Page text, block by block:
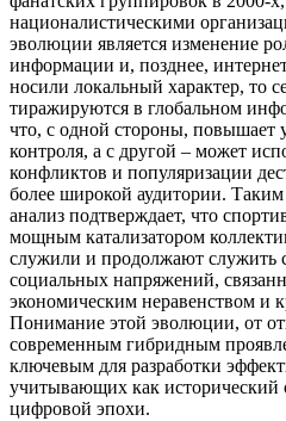
националистическими
эволюции является изменение
информации и, позднее,
носили локальный характер, то
тиражируются в глобальном
что, с одной стороны, повышает
контроля, а с другой – может
конфликтов и популяризации
более широкой аудитории.
анализ подтверждает, что
мощным катализатором
служили и продолжают служить
социальных напряжений,
экономическим неравенством и
Понимание этой эволюции, от
современным гибридным
ключевым для разработки
учитывающих как исторический
цифровой эпохи.